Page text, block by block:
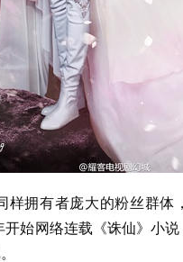
样拥有者庞大的粉丝群
始网络连载《诛仙》小